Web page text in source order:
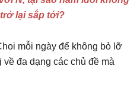
lại sắp tới?
mỗi ngày để không bỏ lỡ
đa dạng các chủ đề mà